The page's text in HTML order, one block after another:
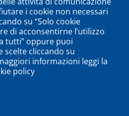
i cookie non necessari
su “Solo cookie
di acconsentirne l’utilizzo
tutti” oppure puoi
scelte cliccando su
informazioni leggi la
policy